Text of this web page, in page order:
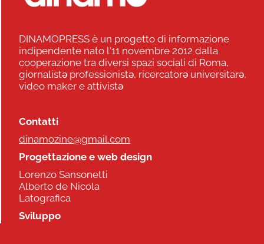
DINAMOPRESS è un progetto di informazione
indipendente nato l'11 novembre 2012 dalla
cooperazione tra diversi spazi sociali di Roma,
giornalistə professionistə, ricercatorə universitarə,
video maker e attivistə
Contatti
dinamozine@gmail.com
Progettazione e web design
Lorenzo Sansonetti
Alberto de Nicola
Latografica
Sviluppo